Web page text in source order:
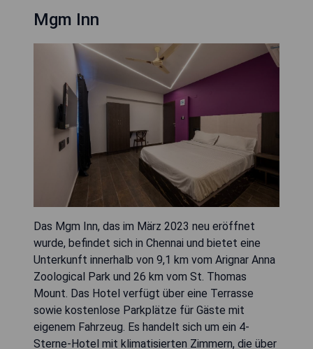
Mgm Inn
Das Mgm Inn, das im März 2023 neu eröffnet
wurde, befindet sich in Chennai und bietet eine
Unterkunft innerhalb von 9,1 km vom Arignar Anna
Zoological Park und 26 km vom St. Thomas
Mount. Das Hotel verfügt über eine Terrasse
sowie kostenlose Parkplätze für Gäste mit
eigenem Fahrzeug. Es handelt sich um ein 4-
Sterne-Hotel mit klimatisierten Zimmern, die über